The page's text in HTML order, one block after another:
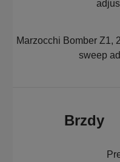
Marzocchi Bomber Z1,
sweep
Brzdy